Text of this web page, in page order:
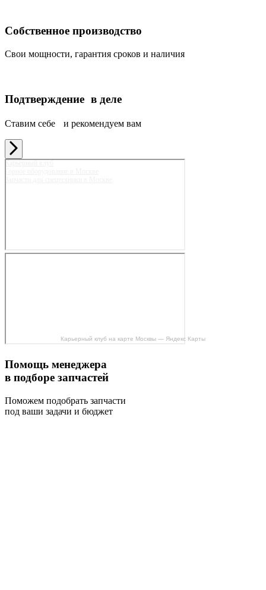
Собственное производство
Свои мощности, гарантия сроков и наличия
Подтверждение в деле
Ставим себе и рекомендуем вам
Карьерный клуб на карте Москвы — Яндекс Карты
Помощь менеджера
в подборе запчастей
Поможем подобрать запчасти
под ваши задачи и бюджет